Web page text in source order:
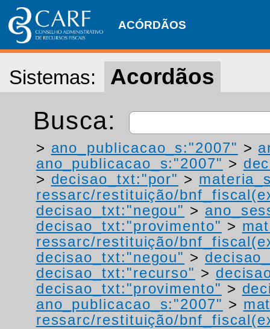
ACÓRDÃOS
Sistemas: Acordãos
Busca:
> ano_publicacao_s:"2007" >
ano_publicacao_s:"2007" >
> decisao_txt:"por" >
ressarc/restituição/
decisao_txt:"negou" >
decisao_txt:"provimento" >
ressarc/restituição/
decisao_txt:"negou" >
decisao_txt:"recurso" >
decisao_txt:"provimento" >
ano_publicacao_s:"2007" >
ressarc/restituição/